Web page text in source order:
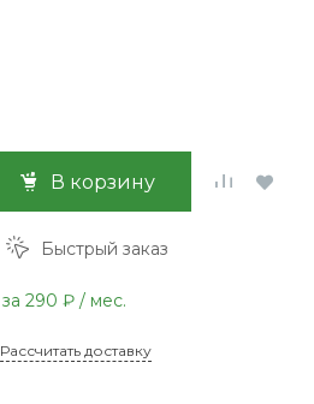
В корзину
Быстрый заказ
за 290 ₽ / мес.
Рассчитать доставку